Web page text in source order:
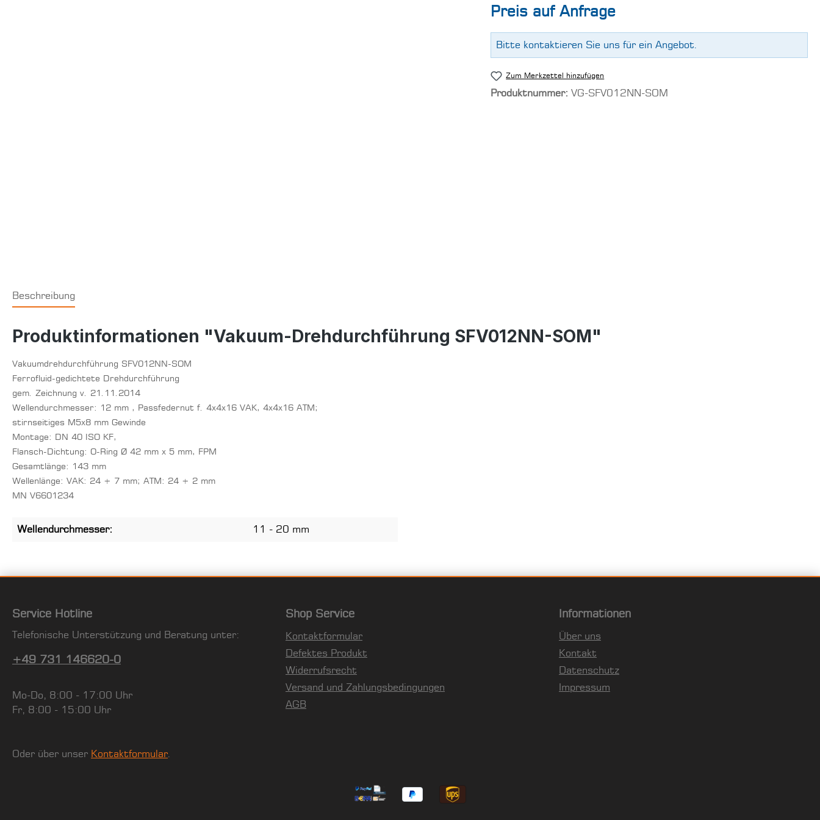
Preis auf Anfrage
Bitte kontaktieren Sie uns für ein Angebot.
Zum Merkzettel hinzufügen
Produktnummer: VG-SFV012NN-SOM
Beschreibung
Produktinformationen "Vakuum-Drehdurchführung SFV012NN-SOM"
Vakuumdrehdurchführung SFV012NN-SOM
Ferrofluid-gedichtete Drehdurchführung
gem. Zeichnung v. 21.11.2014
Wellendurchmesser: 12 mm , Passfedernut f. 4x4x16 VAK, 4x4x16 ATM;
stirnseitiges M5x8 mm Gewinde
Montage: DN 40 ISO KF,
Flansch-Dichtung: O-Ring Ø 42 mm x 5 mm, FPM
Gesamtlänge: 143 mm
Wellenlänge: VAK: 24 + 7 mm; ATM: 24 + 2 mm
MN V6601234
Wellendurchmesser: 11 - 20 mm
Service Hotline
Telefonische Unterstützung und Beratung unter:
+49 731 146620-0
Mo-Do, 8:00 - 17:00 Uhr
Fr, 8:00 - 15:00 Uhr
Oder über unser Kontaktformular
Shop Service
Kontaktformular
Defektes Produkt
Widerrufsrecht
Versand und Zahlungsbedingungen
AGB
Informationen
Über uns
Kontakt
Datenschutz
Impressum